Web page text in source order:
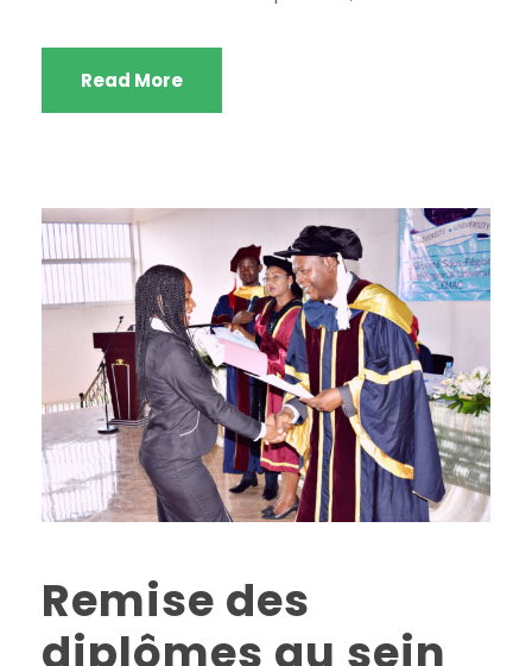
Read More
Remise des
diplômes au sein